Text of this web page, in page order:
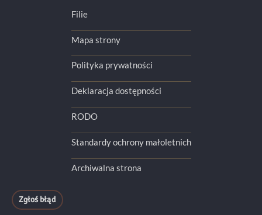
Filie
Mapa strony
Polityka prywatności
Deklaracja dostępności
RODO
Standardy ochrony małoletnich
Archiwalna strona
Zgłoś błąd